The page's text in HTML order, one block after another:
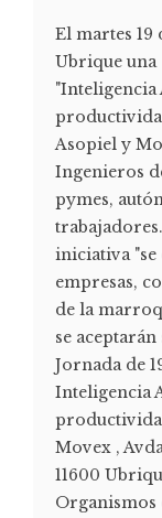
El martes 19
Ubrique
Asopiel y
Ingenieros
pymes,
iniciativa
empresas,
de la
se
Jornada de
Inteligencia
Movex ,
11600
Organismos